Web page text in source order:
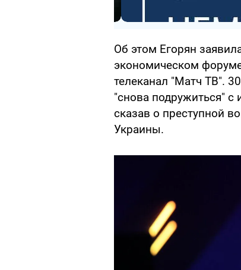
Об этом Егорян
экономическом
телеканал "Матч ТВ".
"снова подружиться"
сказав о преступной
Украины.